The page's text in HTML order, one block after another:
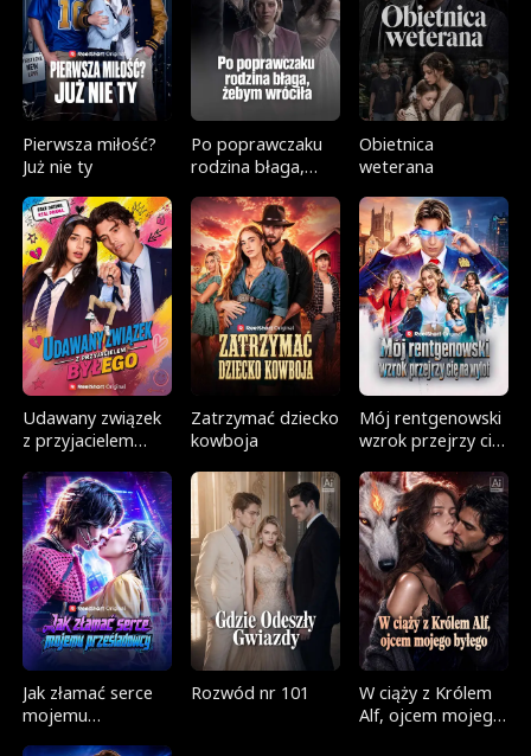
Pierwsza miłość?
Już nie ty
Po poprawczaku
rodzina błaga,
Obietnica
weterana
Udawany związek
z przyjacielem
Zatrzymać dziecko
kowboja
Mój rentgenowski
wzrok przejrzy cię
Jak złamać serce
mojemu
Rozwód nr 101
W ciąży z Królem
Alf, ojcem mojego